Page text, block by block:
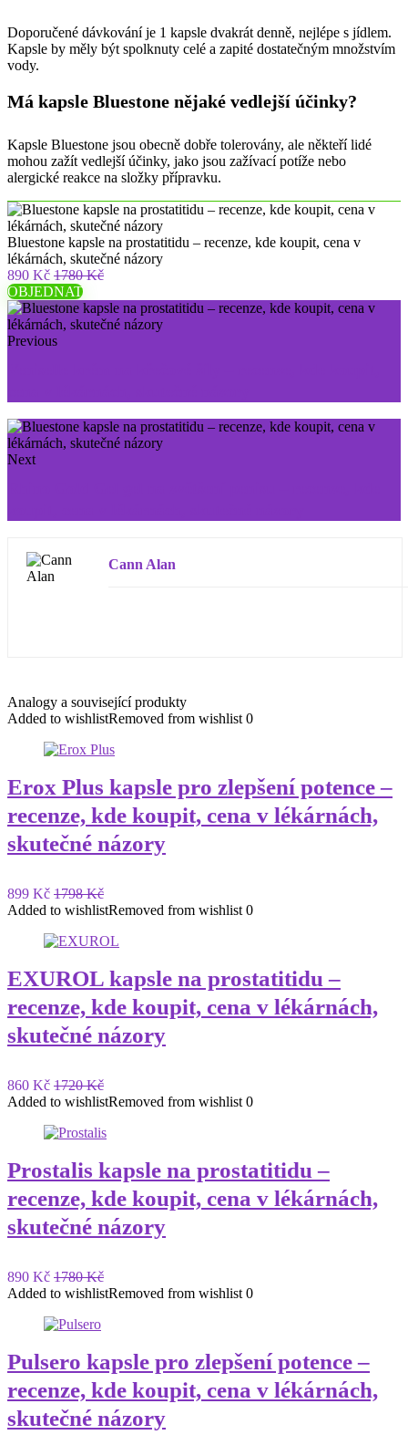
Doporučené dávkování je 1 kapsle dvakrát denně, nejlépe s jídlem.
Kapsle by měly být spolknuty celé a zapité dostatečným množstvím
vody.
Má kapsle Bluestone nějaké vedlejší účinky?
Kapsle Bluestone jsou obecně dobře tolerovány, ale někteří lidé
mohou zažít vedlejší účinky, jako jsou zažívací potíže nebo
alergické reakce na složky přípravku.
Bluestone kapsle na prostatitidu – recenze, kde koupit, cena v
lékárnách, skutečné názory
890 Kč 1780 Kč
OBJEDNAT
Previous
Next
Cann Alan
Analogy a související produkty
Added to wishlistRemoved from wishlist 0
Erox Plus kapsle pro zlepšení potence –
recenze, kde koupit, cena v lékárnách,
skutečné názory
899 Kč 1798 Kč
Added to wishlistRemoved from wishlist 0
EXUROL kapsle na prostatitidu –
recenze, kde koupit, cena v lékárnách,
skutečné názory
860 Kč 1720 Kč
Added to wishlistRemoved from wishlist 0
Prostalis kapsle na prostatitidu –
recenze, kde koupit, cena v lékárnách,
skutečné názory
890 Kč 1780 Kč
Added to wishlistRemoved from wishlist 0
Pulsero kapsle pro zlepšení potence –
recenze, kde koupit, cena v lékárnách,
skutečné názory